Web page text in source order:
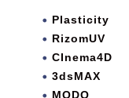
Plasticity
RizomUV
CInema4D
3dsMAX
MODO